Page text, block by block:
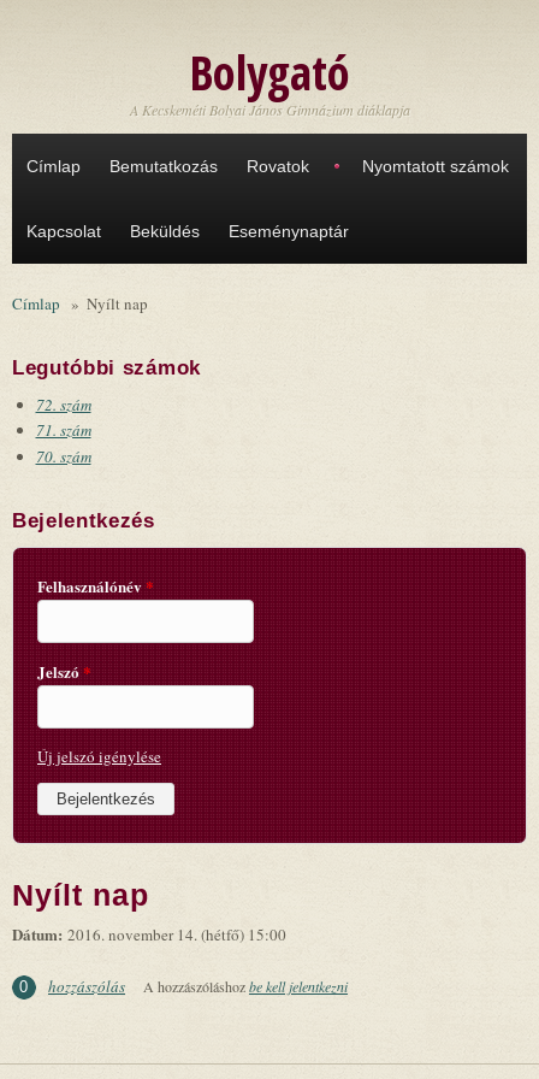
Bolygató
A Kecskeméti Bolyai János Gimnázium diáklapja
Címlap Bemutatkozás Rovatok Nyomtatott számok
Kapcsolat Beküldés Eseménynaptár
Címlap » Nyílt nap
Legutóbbi számok
72. szám
71. szám
70. szám
Bejelentkezés
Felhasználónév*
Jelszó*
Új jelszó igénylése
Nyílt nap
Dátum: 2016. november 14. (hétfő) 15:00
0 hozzászólás A hozzászóláshozbe kell jelentkezni